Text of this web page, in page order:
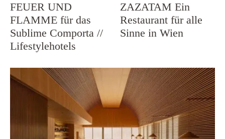
FEUER UND
FLAMME für das
Sublime Comporta //
Lifestylehotels
ZAZATAM Ein
Restaurant für alle
Sinne in Wien